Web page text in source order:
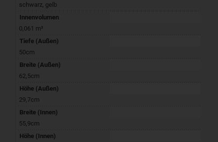
schwarz gelb
Innenvolumen
0,061 m³
Tiefe (Außen)
50cm
Breite (Außen)
62,5cm
Höhe (Außen)
29,7cm
Breite (Innen)
55,9cm
Höhe (Innen)